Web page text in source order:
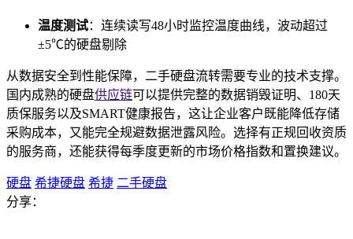
温度测试：连续读写48小时监控温度曲线，波动超过
±5℃的硬盘剔除
从数据安全到性能保障，二手硬盘流转需要专业的技术支撑。
国内成熟的硬盘供应链可以提供完整的数据销毁证明、180天
质保服务以及SMART健康报告，这让企业客户既能降低存储
采购成本，又能完全规避数据泄露风险。选择有正规回收资质
的服务商，还能获得每季度更新的市场价格指数和置换建议。
硬盘 希捷硬盘 希捷 二手硬盘
分享：